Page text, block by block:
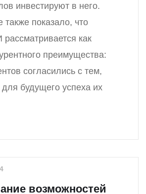
инвестируют в него.
также показало, что
как
преимущества:
согласились с тем,
для будущего успеха их
возможностей